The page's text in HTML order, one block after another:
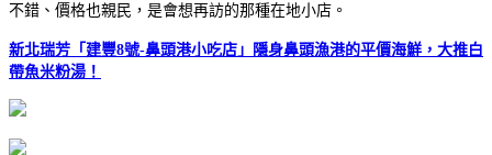
不錯、價格也親民，是會想再訪的那種在地小店。
新北瑞芳「建豐8號-鼻頭港小吃店」隱身鼻頭漁港的平價海鮮，大推白
帶魚米粉湯！